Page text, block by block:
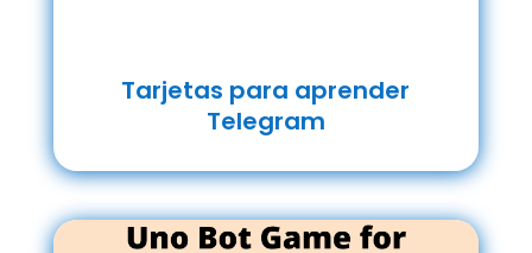
Tarjetas para aprender
Telegram